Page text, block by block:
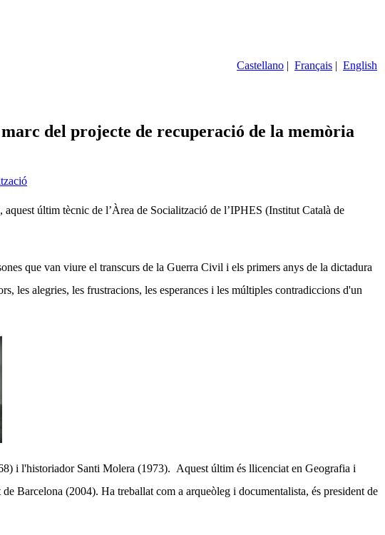
Castellano | Français | English
del projecte de recuperació de la memòria
aquest últim tècnic de l’Àrea de Socialització de l’IPHES (Institut Català de
que van viure el transcurs de la Guerra Civil i els primers anys de la dictadura
les alegries, les frustracions, les esperances i les múltiples contradiccions d'un
i l'historiador Santi Molera (1973). Aquest últim és llicenciat en Geografia i
Barcelona (2004). Ha treballat com a arqueòleg i documentalista, és president de